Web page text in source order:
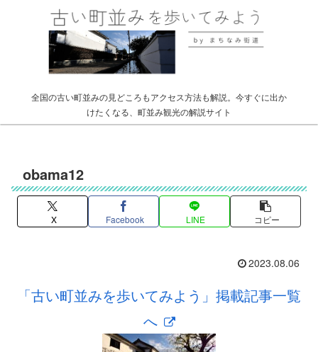
全国の古い町並みの見どころもアクセス方法も解説。今すぐに出か
けたくなる、町並み観光の解説サイト
obama12
X Facebook LINE コピー
2023.08.06
「古い町並みを歩いてみよう」掲載記事一覧
へ